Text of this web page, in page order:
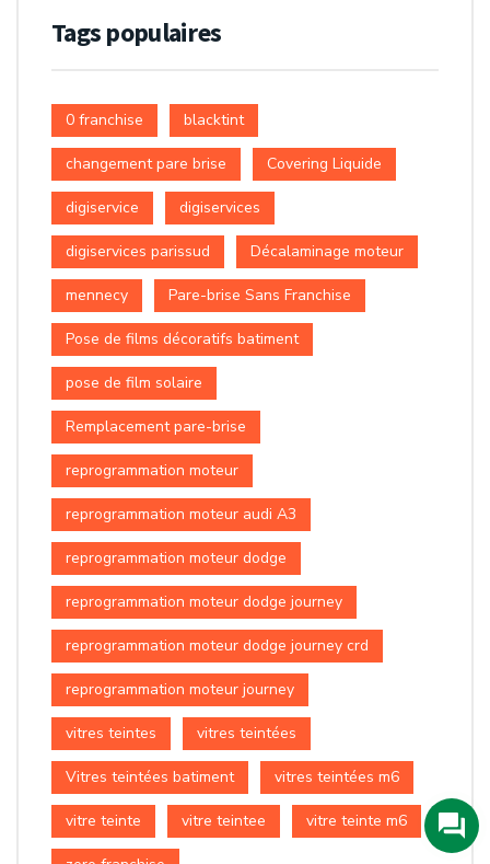
Tags populaires
0 franchise blacktint
changement pare brise Covering Liquide
digiservice digiservices
digiservices parissud Décalaminage moteur
mennecy Pare-brise Sans Franchise
Pose de films décoratifs batiment
pose de film solaire
Remplacement pare-brise
reprogrammation moteur
reprogrammation moteur audi A3
reprogrammation moteur dodge
reprogrammation moteur dodge journey
reprogrammation moteur dodge journey crd
reprogrammation moteur journey
vitres teintes vitres teintées
Vitres teintées batiment vitres teintées m6
vitre teinte vitre teintee vitre teinte m6